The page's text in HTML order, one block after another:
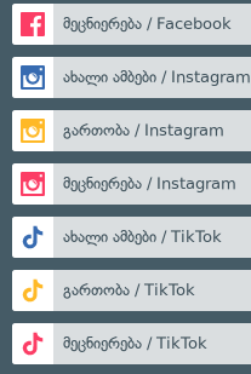
მეცნიერება / Facebook
ახალი ამბები / Instagram
გართობა / Instagram
მეცნიერება / Instagram
ახალი ამბები / TikTok
გართობა / TikTok
მეცნიერება / TikTok